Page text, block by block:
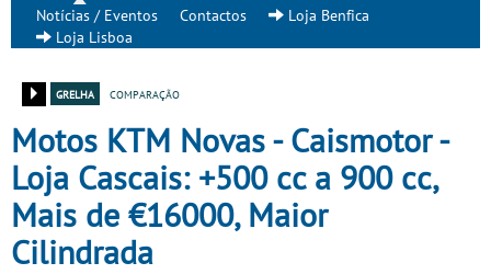
Notícias / Eventos
Contactos
Loja Benfica
Loja Lisboa
grelha comparação
Motos KTM Novas - Caismotor -
Loja Cascais: +500 cc a 900 cc,
Mais de €16000, Maior
Cilindrada